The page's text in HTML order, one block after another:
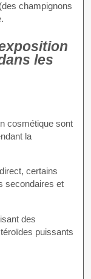
champignons
les
cosmétique sont
la
certains
secondaires et
des
puissants